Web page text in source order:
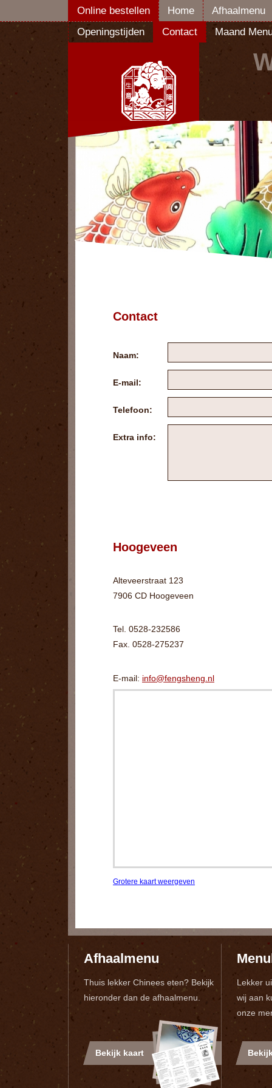
Online bestellen Home
Afhaalmenu
Openingstijden
Contact Maand
Contact
Naam:
E-mail:
Telefoon:
Extra info:
Hoogeveen
Alteveerstraat 123
7906 CD Hoogeveen
Tel. 0528-232586
Fax. 0528-275237
E-mail: info@fengsheng.nl
Grotere kaart weergeven
Afhaalmenu
Thuis lekker Chinees eten? Bekijk
hieronder dan de afhaalmenu.
Bekijk kaart
Lekker
wij aan
onze